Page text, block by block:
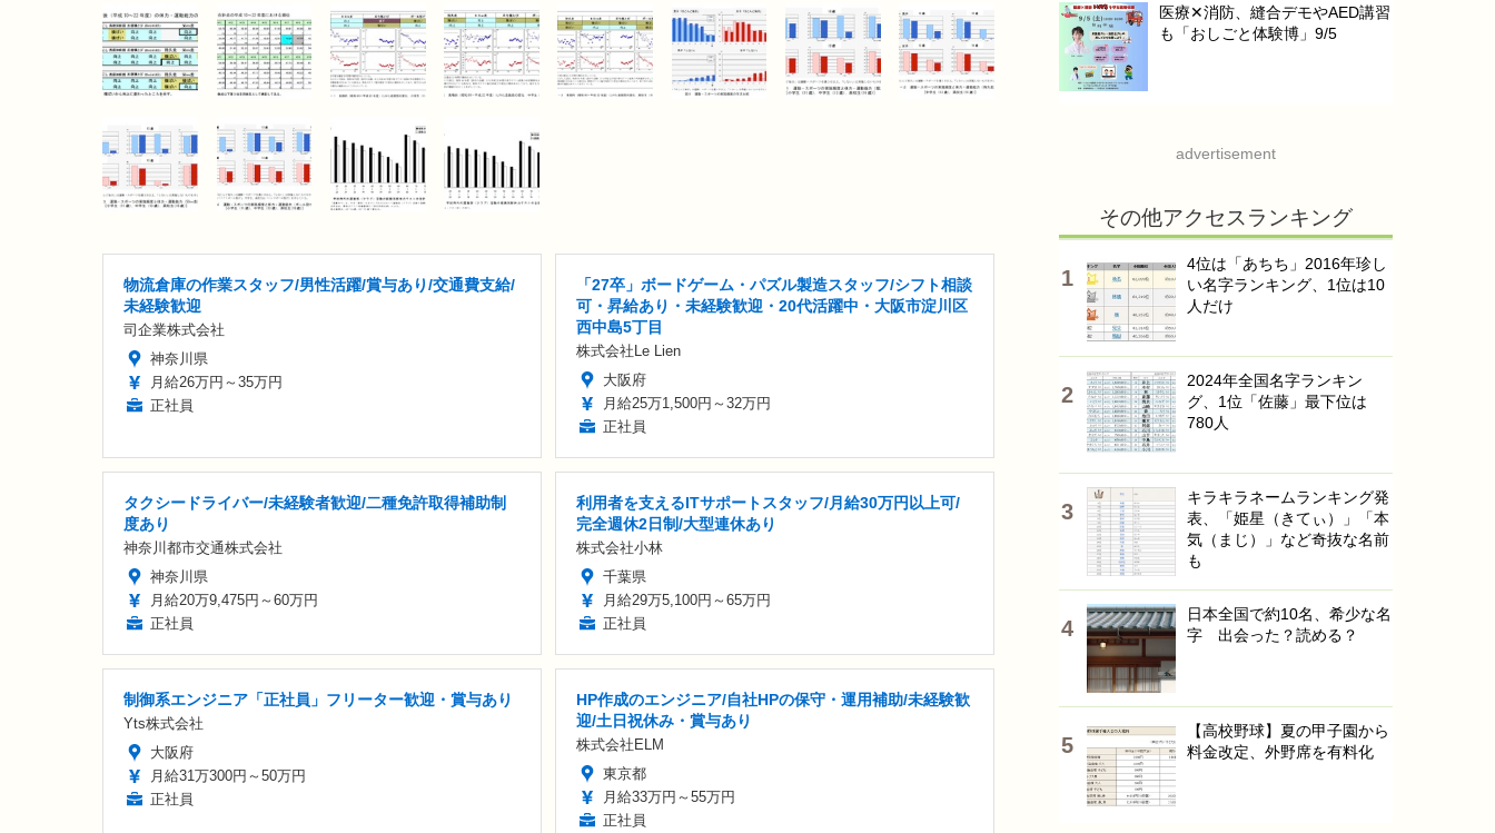
物流倉庫の作業スタッフ/男性活躍/賞与あり/交通費支給/
未経験歓迎
司企業株式会社
神奈川県
月給26万円～35万円
正社員
「27卒」ボードゲーム・パズル製造スタッフ/シフト相談
可・昇給あり・未経験歓迎・20代活躍中・大阪市淀川区
西中島5丁目
株式会社Le Lien
大阪府
月給25万1,500円～32万円
正社員
タクシードライバー/未経験者歓迎/二種免許取得補助制
度あり
神奈川都市交通株式会社
神奈川県
月給20万9,475円～60万円
正社員
利用者を支えるITサポートスタッフ/月給30万円以上可/
完全週休2日制/大型連休あり
株式会社小林
千葉県
月給29万5,100円～65万円
正社員
制御系エンジニア「正社員」フリーター歓迎・賞与あり
Yts株式会社
大阪府
月給31万300円～50万円
正社員
HP作成のエンジニア/自社HPの保守・運用補助/未経験歓
迎/土日祝休み・賞与あり
株式会社ELM
東京都
月給33万円～55万円
正社員
医療✕消防、縫合デモやAED講習
も「おしごと体験博」9/5
advertisement
その他アクセスランキング
4位は「あちち」2016年珍し
い名字ランキング、1位は10
人だけ
2024年全国名字ランキン
グ、1位「佐藤」最下位は
780人
キラキラネームランキング発
表、「姫星（きてぃ）」「本
気（まじ）」など奇抜な名前
も
日本全国で約10名、希少な名
字 出会った？読める？
【高校野球】夏の甲子園から
料金改定、外野席を有料化